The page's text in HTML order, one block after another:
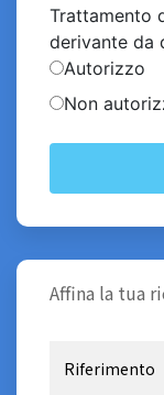
Trattamento
derivante da
Autorizzo
Non
Affina la tua